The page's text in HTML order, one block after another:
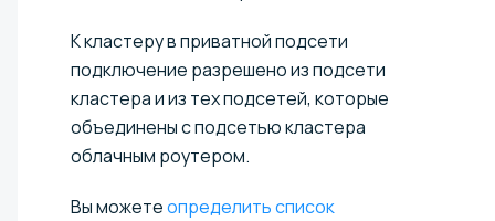
К кластеру в приватной подсети
подключение разрешено из подсети
кластера и из тех подсетей, которые
объединены с подсетью кластера
облачным роутером.
Вы можетеопределить список